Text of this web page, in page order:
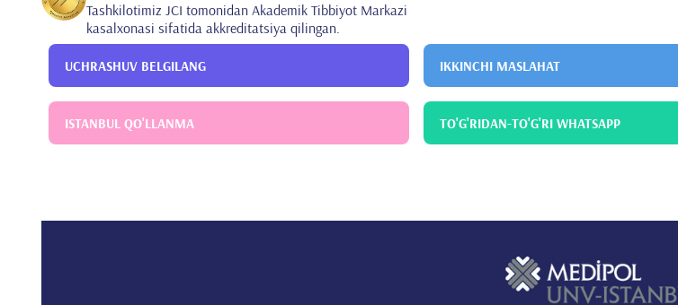
Tashkilotimiz JCI tomonidan Akademik Tibbiyot Markazi
kasalxonasi sifatida akkreditatsiya qilingan.
UCHRASHUV BELGILANG IKKINCHI MASLAHAT
ISTANBUL QO'LLANMA TO'G'RIDAN-TO'G'RI WHATSAPP